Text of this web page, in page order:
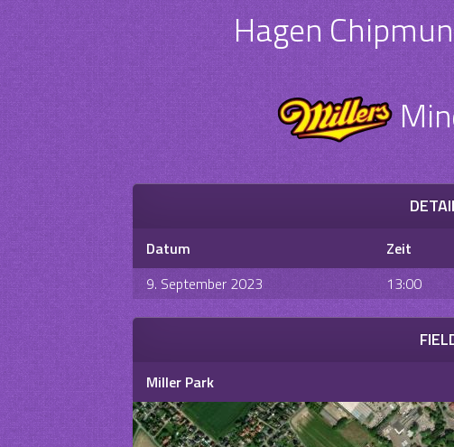
Hagen
Datum Zeit
9. September 2023
13:00
Miller Park